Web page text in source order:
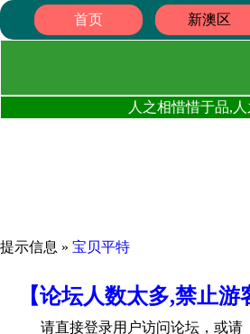
首页 新澳区
人之相惜惜于品,
提示信息 » 宝贝平特
【论坛人数太多,禁止
请直接登录用户访问论坛，或请